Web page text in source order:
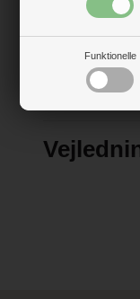
Funktionelle
Importør:
BabyTrold Aps
Koldsmindevej 5
9240 Nibe